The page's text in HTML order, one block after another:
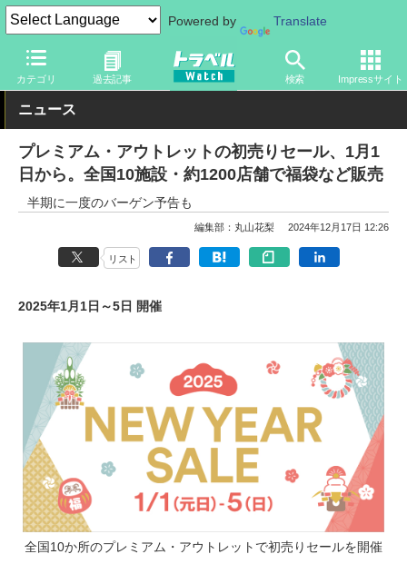
Powered by Translate
カテゴリ 過去記事 検索 Impressサイト
トラベル Watch 旅の情報 目的 アウトレット
ニュース
プレミアム・アウトレットの初売りセール、1月1
日から。全国10施設・約1200店舗で福袋など販売
半期に一度のバーゲン予告も
編集部：丸山花梨 2024年12月17日 12:26
リスト
2025年1月1日～5日 開催
全国10か所のプレミアム・アウトレットで初売りセールを開催